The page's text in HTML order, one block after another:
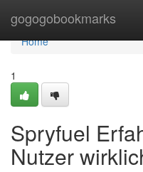
gogogobookmarks
Home
Home
1
Spryfuel
Nutzer